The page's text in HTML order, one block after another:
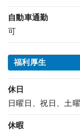
自動車通勤
可
福利厚生
休日
日曜日、祝日、土
休暇